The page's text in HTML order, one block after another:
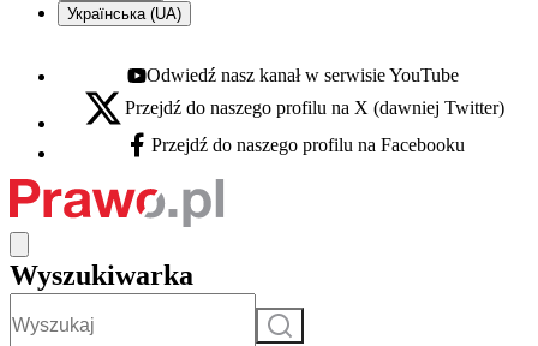
Українська (UA)
Youtube - otwiera się w nowej karcie
Odwiedź nasz kanał w serwisie YouTube
X - otwiera się w nowej karcie
Przejdź do naszego profilu na X (dawniej Twitter)
Facebook - otwiera się w nowej karcie
Przejdź do naszego profilu na Facebooku
Wyszukiwarka
Szukaj